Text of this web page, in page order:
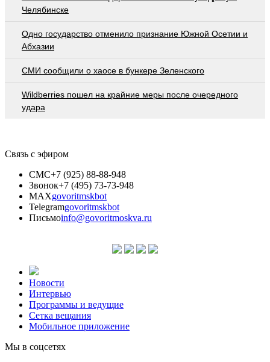
Челябинске
Одно государство отменило признание Южной Осетии и
Абхазии
СМИ сообщили о хаосе в бункере Зеленского
Wildberries пошел на крайние меры после очередного
удара
Связь с эфиром
СМС+7 (925) 88-88-948
Звонок+7 (495) 73-73-948
MAXgovoritmskbot
Telegramgovoritmskbot
Письмоinfo@govoritmoskva.ru
Новости
Интервью
Программы и ведущие
Сетка вещания
Мобильное приложение
Мы в соцсетях